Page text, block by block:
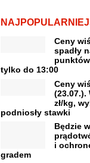
Ceny
spadły
tylko do 13:00
Ceny
(23.07.).
zł/kg,
podniosły stawki
Będzie
i
gradem